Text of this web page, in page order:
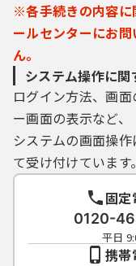
※各手続きの内容に
ールセンターにお
ん。
システム操作に関
ログイン方法、画
ー画面の表示など、
システムの画面操
て受け付けています。
固定
0120-
平日
携帯